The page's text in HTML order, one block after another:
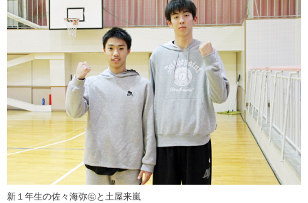
新１年生の佐々海弥㊨と土屋来嵐